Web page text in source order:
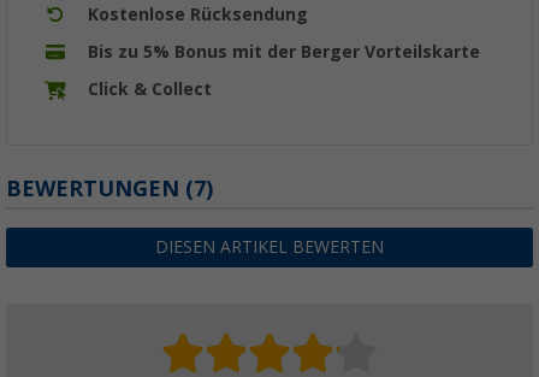
Kostenlose Rücksendung
Bis zu 5% Bonus mit der Berger Vorteilskarte
Click & Collect
BEWERTUNGEN (7)
DIESEN ARTIKEL BEWERTEN